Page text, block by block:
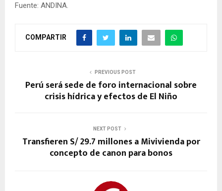
Fuente: ANDINA.
COMPARTIR
PREVIOUS POST
Perú será sede de foro internacional sobre
crisis hídrica y efectos de El Niño
NEXT POST
Transfieren S/ 29.7 millones a Mivivienda por
concepto de canon para bonos